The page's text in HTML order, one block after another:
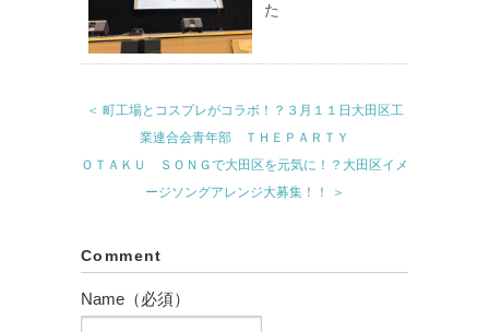
た
＜ 町工場とコスプレがコラボ！？３月１１日大田区工
業連合会青年部 ＴＨＥＰＡＲＴＹ
ＯＴＡＫＵ ＳＯＮＧで大田区を元気に！？大田区イメ
ージソングアレンジ大募集！！ ＞
Comment
Name（必須）